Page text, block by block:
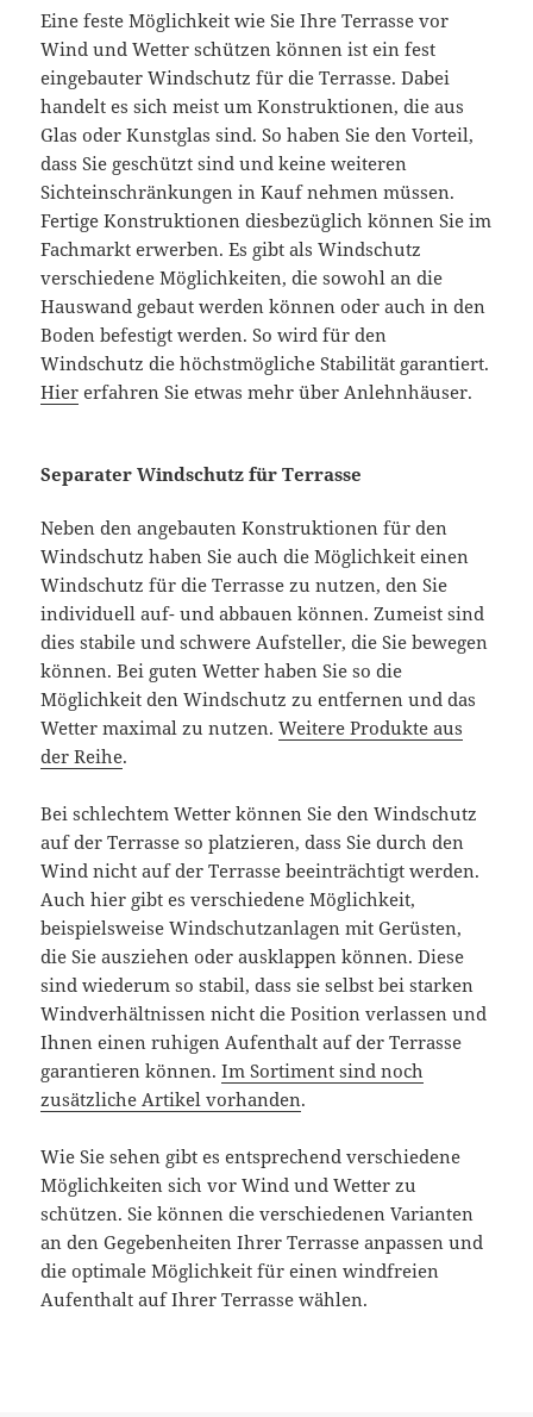
Eine feste Möglichkeit wie Sie Ihre Terrasse vor
Wind und Wetter schützen können ist ein fest
eingebauter Windschutz für die Terrasse. Dabei
handelt es sich meist um Konstruktionen, die aus
Glas oder Kunstglas sind. So haben Sie den Vorteil,
dass Sie geschützt sind und keine weiteren
Sichteinschränkungen in Kauf nehmen müssen.
Fertige Konstruktionen diesbezüglich können Sie im
Fachmarkt erwerben. Es gibt als Windschutz
verschiedene Möglichkeiten, die sowohl an die
Hauswand gebaut werden können oder auch in den
Boden befestigt werden. So wird für den
Windschutz die höchstmögliche Stabilität garantiert.
Hier erfahren Sie etwas mehr über Anlehnhäuser.
Separater Windschutz für Terrasse
Neben den angebauten Konstruktionen für den
Windschutz haben Sie auch die Möglichkeit einen
Windschutz für die Terrasse zu nutzen, den Sie
individuell auf- und abbauen können. Zumeist sind
dies stabile und schwere Aufsteller, die Sie bewegen
können. Bei guten Wetter haben Sie so die
Möglichkeit den Windschutz zu entfernen und das
Wetter maximal zu nutzen.Weitere Produkte aus
der Reihe.
Bei schlechtem Wetter können Sie den Windschutz
auf der Terrasse so platzieren, dass Sie durch den
Wind nicht auf der Terrasse beeinträchtigt werden.
Auch hier gibt es verschiedene Möglichkeit,
beispielsweise Windschutzanlagen mit Gerüsten,
die Sie ausziehen oder ausklappen können. Diese
sind wiederum so stabil, dass sie selbst bei starken
Windverhältnissen nicht die Position verlassen und
Ihnen einen ruhigen Aufenthalt auf der Terrasse
garantieren können.Im Sortiment sind noch
zusätzliche Artikel vorhanden.
Wie Sie sehen gibt es entsprechend verschiedene
Möglichkeiten sich vor Wind und Wetter zu
schützen. Sie können die verschiedenen Varianten
an den Gegebenheiten Ihrer Terrasse anpassen und
die optimale Möglichkeit für einen windfreien
Aufenthalt auf Ihrer Terrasse wählen.